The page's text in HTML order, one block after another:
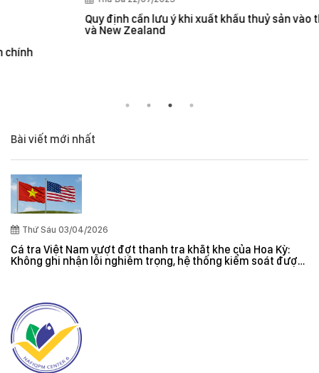
Quy định cần lưu ý khi xuất khẩu thuỷ sản vào thị trường Úc
và New Zealand
Bài viết mới nhất
Thứ Sáu 03/04/2026
Cá tra Việt Nam vượt đợt thanh tra khắt khe của Hoa Kỳ:
Không ghi nhận lỗi nghiêm trọng, hệ thống kiểm soát được